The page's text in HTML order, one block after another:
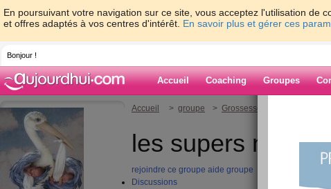
En poursuivant votre navigation sur ce site, vous acceptez l'utilisation de
et offres adaptés à vos centres d'intérêt. En savoir plus et gérer ces
Bonjour !
Accueil Coaching Groupes
Accueil > groupe > Grossesse et bébé > les
les supers
rejoindre ce groupe aide groupe
Discussions